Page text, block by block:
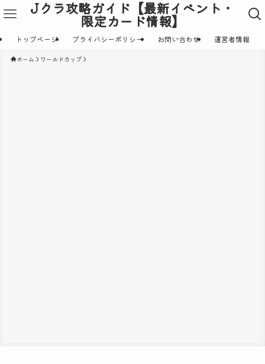
Jクラ攻略ガイド【最新イベント・
限定カード情報】
トップページ プライバシーポリシー お問い合わせ 運営者情報
ホーム ワールドカップ